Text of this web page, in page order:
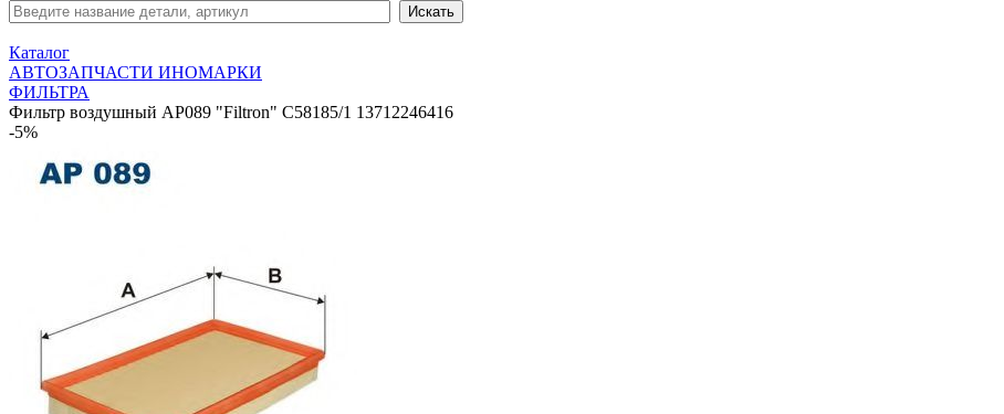
Каталог
АВТОЗАПЧАСТИ ИНОМАРКИ
ФИЛЬТРА
Фильтр воздушный AP089 "Filtron" C58185/1 13712246416
-5%